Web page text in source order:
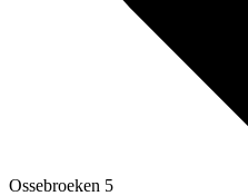
Ossebroeken 5